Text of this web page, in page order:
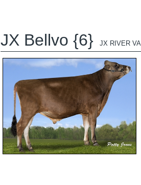
JX Bellvo {6} JX RIVER